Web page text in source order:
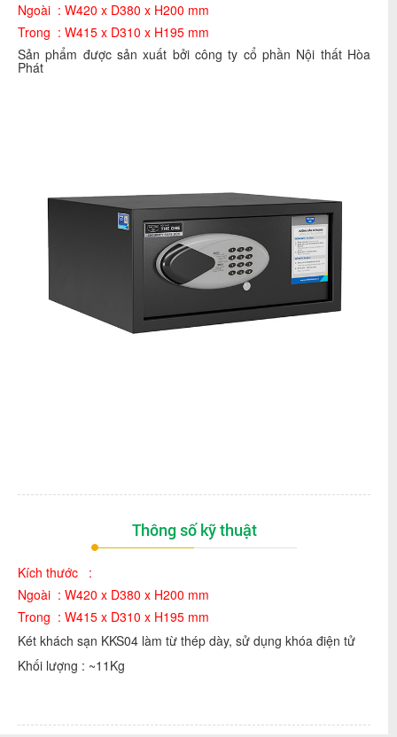
Ngoài : W420 x D380 x H200 mm
Trong : W415 x D310 x H195 mm
Sản phẩm được sản xuất bởi công ty cổ phần Nội thất Hòa
Phát
Thông số kỹ thuật
Kích thước :
Ngoài : W420 x D380 x H200 mm
Trong : W415 x D310 x H195 mm
Két khách sạn KKS04 làm từ thép dày, sử dụng khóa điện tử
Khối lượng : ~11Kg